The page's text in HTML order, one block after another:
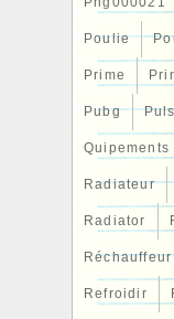
Poulie
Prime
Pubg
Quipements
Radiateur
Radiator
Réchauffeur
Refroidir
«
être